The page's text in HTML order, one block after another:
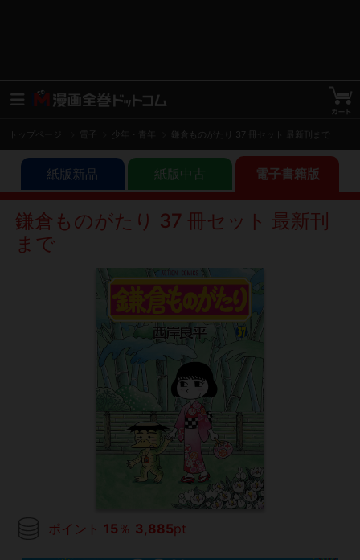
トップページ 少年・青年 鎌倉ものがたり 37 冊セット 最新刊まで
紙版新品 紙版中古 電子書籍版
鎌倉ものがたり 37 冊セット 最新刊
まで
ポイント 15 ％ 3,885pt